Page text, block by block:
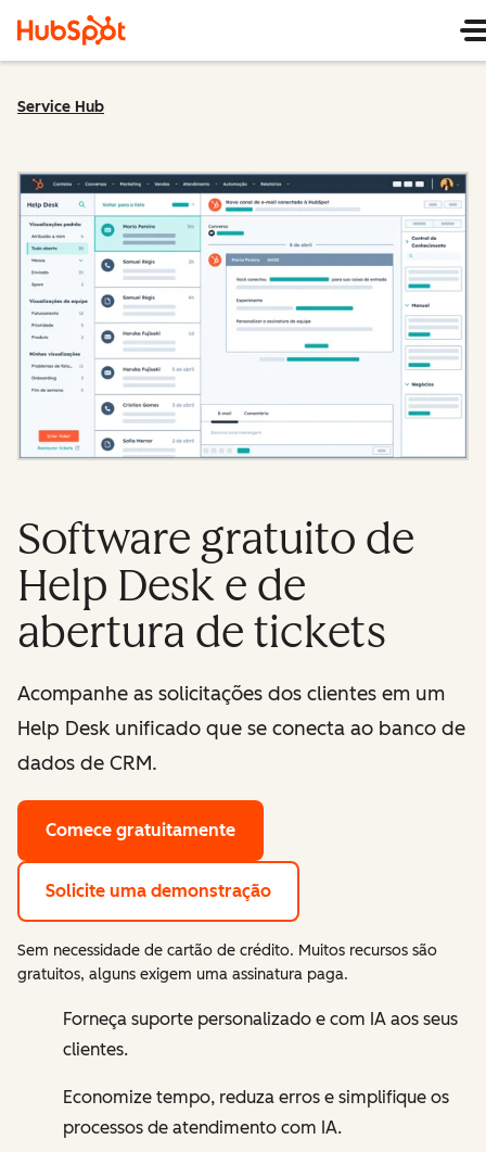
Service Hub
Software gratuito de
Help Desk e de
abertura de tickets
Acompanhe as solicitações dos clientes em um
Help Desk unificado que se conecta ao banco de
dados de CRM.
Comece gratuitamente
Solicite uma demonstração
Sem necessidade de cartão de crédito. Muitos recursos são
gratuitos, alguns exigem uma assinatura paga.
Forneça suporte personalizado e com IA aos seus
clientes.
Economize tempo, reduza erros e simplifique os
processos de atendimento com IA.